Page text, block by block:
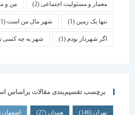
معمار و مسئولیت اجتماعی (2) من و معماری (1)
تنها یک زمین(1) شهر مال من است(1)
اگر شهردار بودم (1) شهر به چه کسی تعلق
برچسب تقسیم‌بندی مقالات براساس استان
همدان اصفهان (20)